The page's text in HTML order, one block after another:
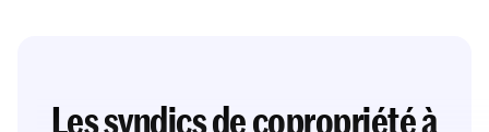
Les syndics de copropriété à